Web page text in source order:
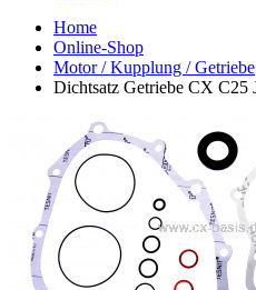
Home
Online-Shop
Motor / Kupplung / Getriebe
Dichtsatz Getriebe CX C25